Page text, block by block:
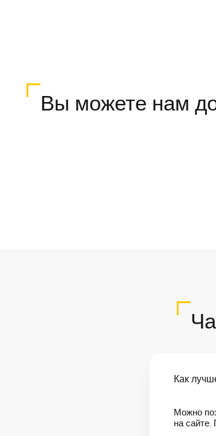
Вы можете нам
Как
Можно
на